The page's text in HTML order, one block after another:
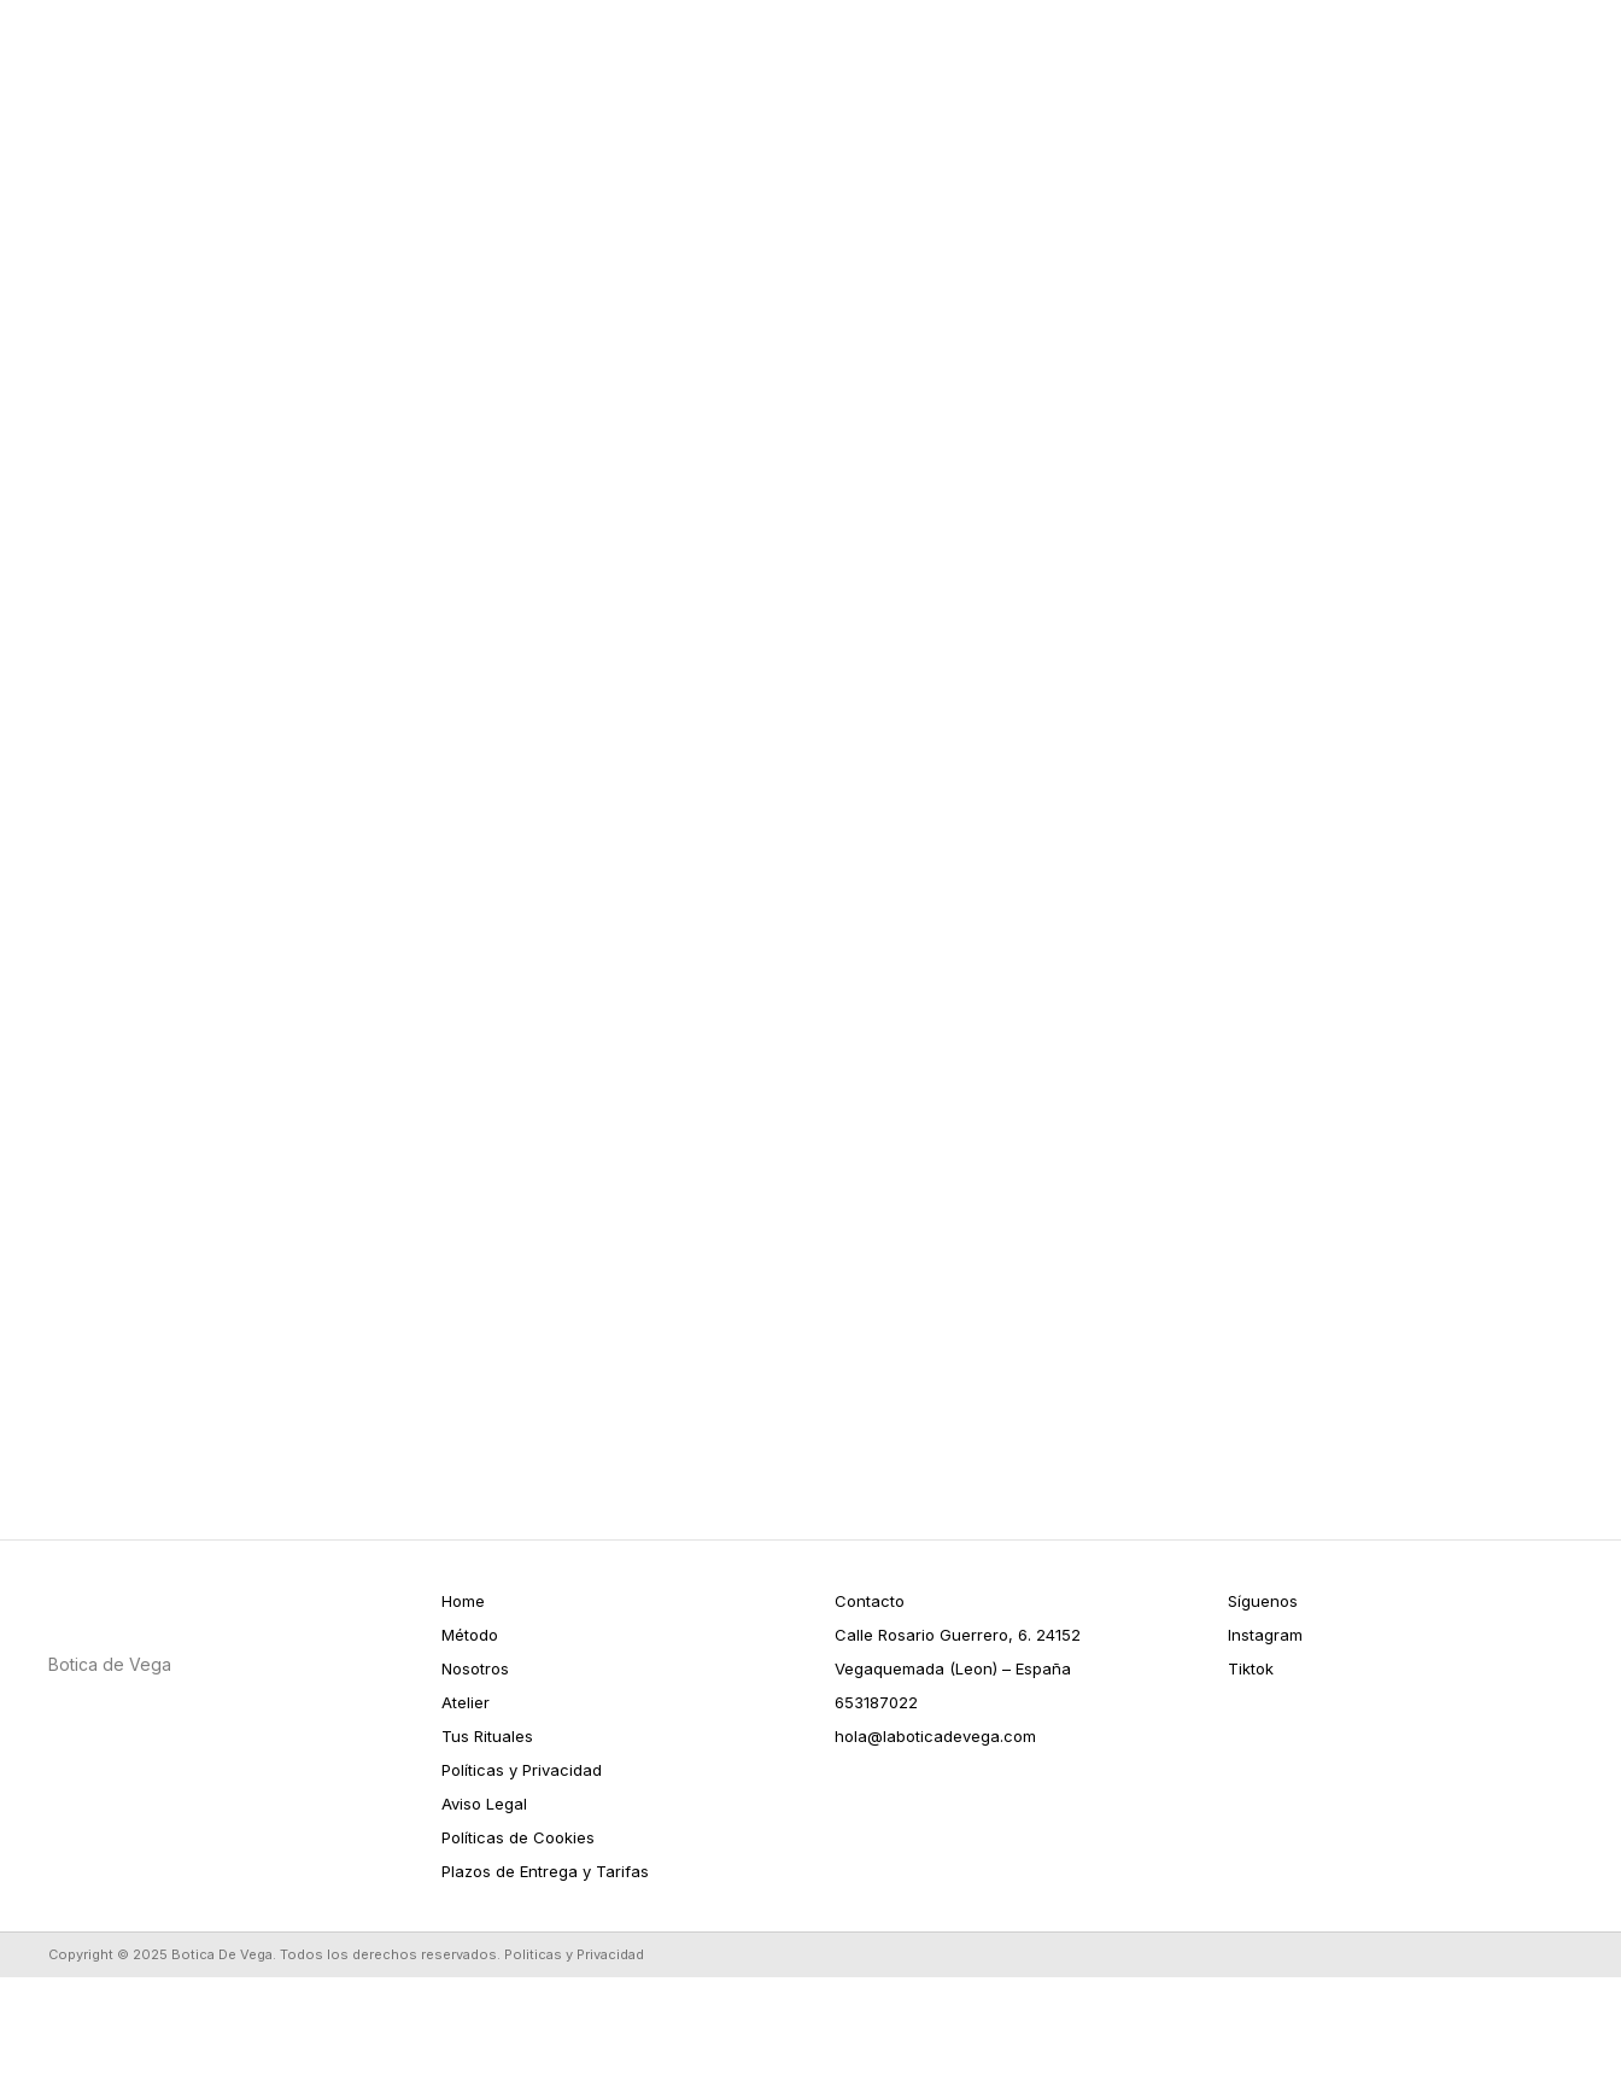
Botica de Vega
Home
Método
Nosotros
Atelier
Tus Rituales
Políticas y Privacidad
Aviso Legal
Políticas de Cookies
Plazos de Entrega y Tarifas
Contacto
Calle Rosario Guerrero, 6. 24152
Vegaquemada (Leon) – España
653187022
hola@laboticadevega.com
Síguenos
Instagram
Tiktok
Copyright © 2025 Botica De Vega. Todos los derechos reservados. Politicas y Privacidad